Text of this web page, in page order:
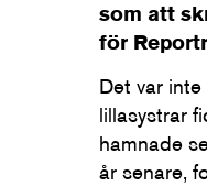
som att
för
Det var
lillasystrar
hamnade
år senare,